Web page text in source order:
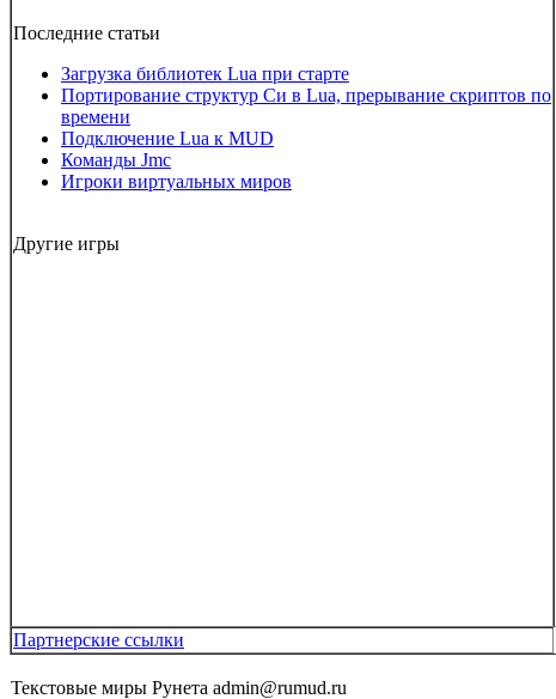
Последние статьи
Загрузка библиотек Lua при старте
Портирование структур Си в Lua, прерывание скриптов по
времени
Подключение Lua к MUD
Команды Jmc
Игроки виртуальных миров
Другие игры
Партнерские ссылки
Текстовые миры Рунета admin@rumud.ru